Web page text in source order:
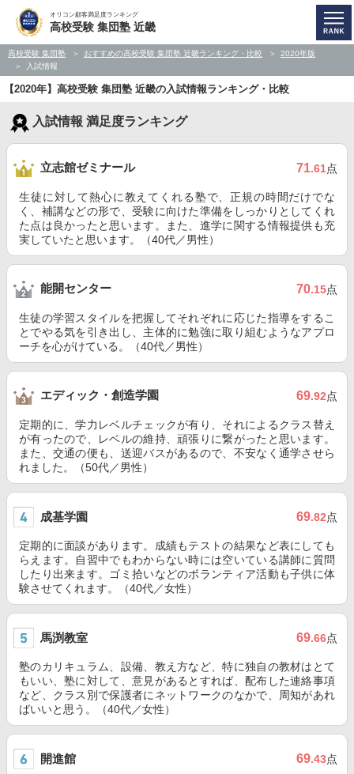
オリコン顧客満足度ランキング
高校受験 集団塾 近畿
高校受験 集団塾 おすすめの高校受験 集団塾 近畿ランキング・比較
2020年版
入試情報
【2020年】高校受験 集団塾 近畿の入試情報ランキング・比較
入試情報 満足度ランキング
立志館ゼミナール 71.61点
生徒に対して熱心に教えてくれる塾で、正規の時間だけでな
く、補講などの形で、受験に向けた準備をしっかりとしてくれ
た点は良かったと思います。また、進学に関する情報提供も充
実していたと思います。（40代／男性）
能開センター 70.15点
生徒の学習スタイルを把握してそれぞれに応じた指導をするこ
とでやる気を引き出し、主体的に勉強に取り組むようなアプロ
ーチを心がけている。（40代／男性）
エディック・創造学園 69.92点
定期的に、学力レベルチェックが有り、それによるクラス替え
が有ったので、レベルの維持、頑張りに繋がったと思います。
また、交通の便も、送迎バスがあるので、不安なく通学させら
れました。（50代／男性）
成基学園 69.82点
定期的に面談があります。成績もテストの結果など表にしても
らえます。自習中でもわからない時には空いている講師に質問
したり出来ます。ゴミ拾いなどのボランティア活動も子供に体
験させてくれます。（40代／女性）
馬渕教室 69.66点
塾のカリキュラム、設備、教え方など、特に独自の教材はとて
もいい、塾に対して、意見があるとすれば、配布した連絡事項
など、クラス別で保護者にネットワークのなかで、周知があれ
ばいいと思う。（40代／女性）
開進館 69.43点